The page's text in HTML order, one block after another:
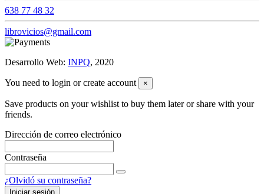
638 77 48 32
librovicios@gmail.com
Desarrollo Web: INPQ, 2020
You need to login or create account ×
Save products on your wishlist to buy them later or share with your
friends.
Dirección de correo electrónico
Contraseña
¿Olvidó su contraseña?
Iniciar sesión